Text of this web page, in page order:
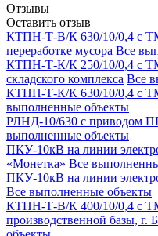
Отзывы
Оставить отзыв
КТПН-Т-В/К 630/10/0,4 с
переработке мусора Все
КТПН-Т-К/К 250/10/0,4 с
складского комплекса Все
КТПН-Т-К/К 630/10/0,4 с
выполненные объекты
РЛНД-10/630 с приводом
выполненные объекты
ПКУ-10кВ на линии
«Монетка» Все
ПКУ-10кВ на линии
Все выполненные объекты
КТПН-Т-В/К 400/10/0,4 с
производственной базы, г.